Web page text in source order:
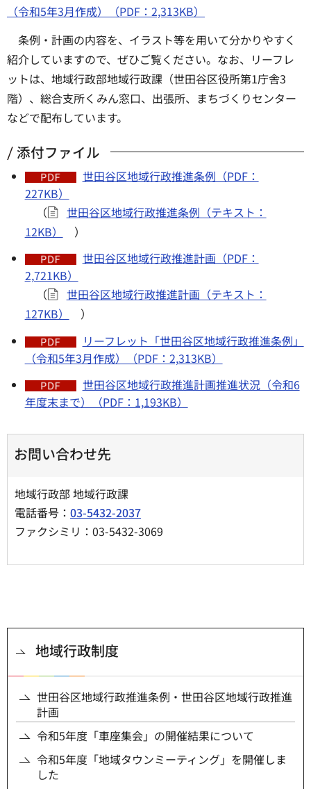
（令和5年3月作成）（PDF：2,313KB）
条例・計画の内容を、イラスト等を用いて分かりやすく
紹介していますので、ぜひご覧ください。なお、リーフレ
ットは、地域行政部地域行政課（世田谷区役所第1庁舎3
階）、総合支所くみん窓口、出張所、まちづくりセンター
などで配布しています。
添付ファイル
世田谷区地域行政推進条例（PDF：
227KB）
（
世田谷区地域行政推進条例（テキスト：
12KB）
）
世田谷区地域行政推進計画（PDF：
2,721KB）
（
世田谷区地域行政推進計画（テキスト：
127KB）
）
リーフレット「世田谷区地域行政推進条例」
（令和5年3月作成）（PDF：2,313KB）
世田谷区地域行政推進計画推進状況（令和6
年度末まで）（PDF：1,193KB）
お問い合わせ先
地域行政部 地域行政課
電話番号： 03-5432-2037
ファクシミリ：03-5432-3069
地域行政制度
世田谷区地域行政推進条例・世田谷区地域行政推進
計画
令和5年度「車座集会」の開催結果について
令和5年度「地域タウンミーティング」を開催しま
した